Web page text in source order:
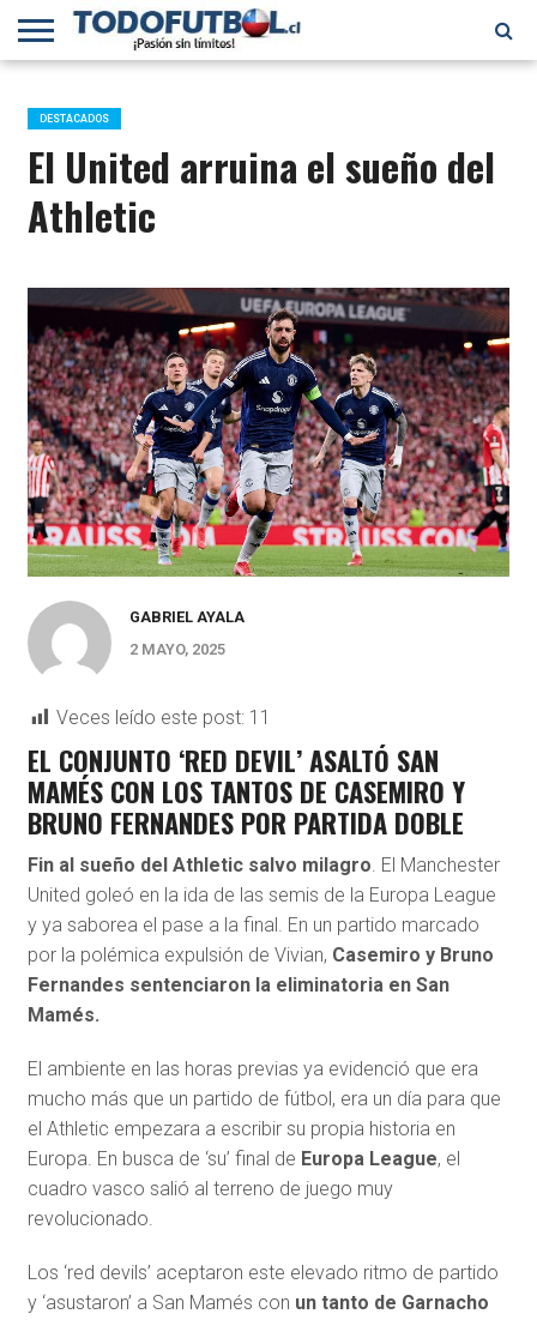
PRIMERA
B
SELECCIÓN
CHILENA
CHILENOS
EN EL
MUNDO
FÚTBOL
INTERNACIONAL
DESTACADOS
El United arruina el sueño del
Athletic
GABRIEL AYALA
2 MAYO, 2025
Veces leído este post: 11
EL CONJUNTO ‘RED DEVIL’ ASALTÓ SAN
MAMÉS CON LOS TANTOS DE CASEMIRO Y
BRUNO FERNANDES POR PARTIDA DOBLE
Fin al sueño del Athletic salvo milagro. El Manchester
United goleó en la ida de las semis de la Europa League
y ya saborea el pase a la final. En un partido marcado
por la polémica expulsión de Vivian, Casemiro y Bruno
Fernandes sentenciaron la eliminatoria en San
Mamés.
El ambiente en las horas previas ya evidenció que era
mucho más que un partido de fútbol, era un día para que
el Athletic empezara a escribir su propia historia en
Europa. En busca de ‘su’ final de Europa League, el
cuadro vasco salió al terreno de juego muy
revolucionado.
Los ‘red devils’ aceptaron este elevado ritmo de partido
y ‘asustaron’ a San Mamés con un tanto de Garnacho